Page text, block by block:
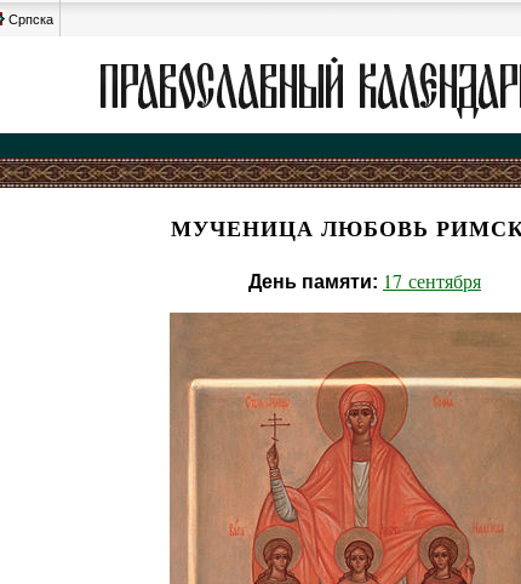
Српска
МУЧЕНИЦА ЛЮБОВЬ
День памяти: 17 сентября